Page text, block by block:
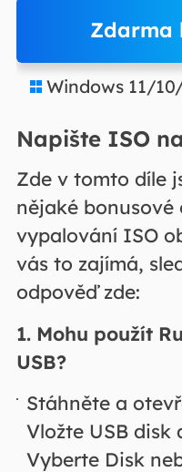
Zdarma
 Windows 11/
Napište ISO
Zde v tomto díle
nějaké
vypalování ISO
vás to zajímá,
odpověď zde:
1. Mohu použít
USB?
Stáhněte a
Vložte USB disk
Vyberte Disk